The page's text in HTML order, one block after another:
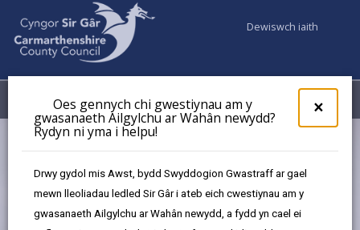
×
Oes gennych chi gwestiynau am y
gwasanaeth Ailgylchu ar Wahân newydd?
Rydyn ni yma i helpu!
Drwy gydol mis Awst, bydd Swyddogion Gwastraff ar gael
mewn lleoliadau ledled Sir Gâr i ateb eich cwestiynau am y
gwasanaeth Ailgylchu ar Wahân newydd, a fydd yn cael ei
Dewiswch iaith
Dewislen